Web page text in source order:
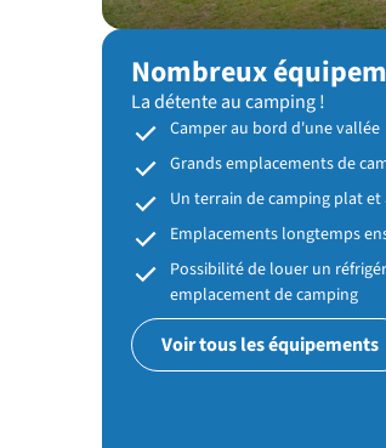
Nombreux
La détente au camping !
Camper au bord d'une vallée
Grands emplacements de
Un terrain de camping plat et
Emplacements longtemps
Possibilité de louer un
emplacement de camping
Voir tous les équipements